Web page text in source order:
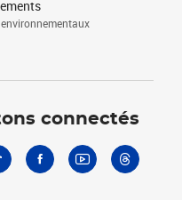
connectés